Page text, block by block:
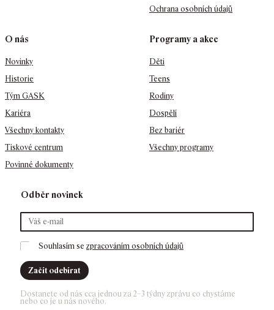
Ochrana osobních údajů
O nás
Novinky
Historie
Tým GASK
Kariéra
Všechny kontakty
Tiskové centrum
Povinné dokumenty
Programy a akce
Děti
Teens
Rodiny
Dospělí
Bez bariér
Všechny programy
Odběr novinek
Souhlasím se zpracováním osobních údajů
Začít odebírat
Dostanete od nás cca jednou za 2–3 týdny zprávu co chystáme
nebo co je u nás nového.